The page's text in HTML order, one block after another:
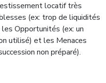
locatif très
(ex: trop de liquidités
les Opportunités (ex: un
utilisé) et les Menaces
non préparé).